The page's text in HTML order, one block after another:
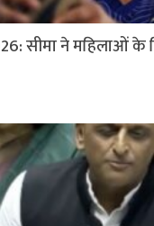
सीमा ने महिलाओं के